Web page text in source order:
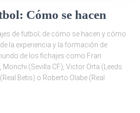
Cómo se hacen
de futbol; de cómo se hacen y cómo
la experiencia y la formación de
de los fichajes como Fran
Monchi (Sevilla CF), Victor Orta (Leeds
Betis) o Roberto Olabe (Real